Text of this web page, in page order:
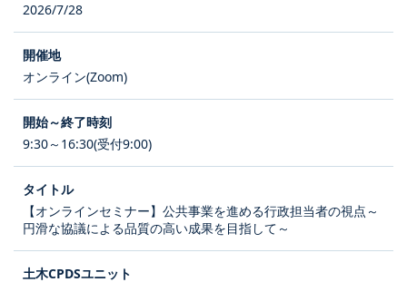
2026/7/28
オンライン(Zoom)
9:30～16:30(受付9:00)
【オンラインセミナー】公共事業を進める行政担当者の視点～
円滑な協議による品質の高い成果を目指して～